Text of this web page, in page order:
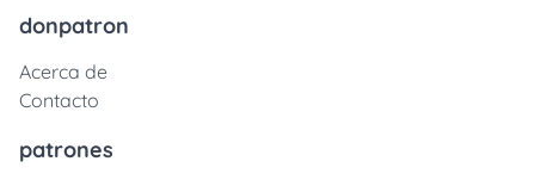
donpatron
Acerca de
Contacto
patrones